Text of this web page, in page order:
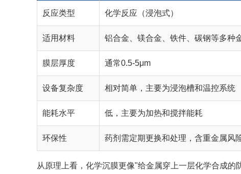
反应类型 化学反应（浸泡式）
适用材料 铝合金、镁合金、铁件、碳钢等多种
膜层厚度 通常0.5-5μm
设备复杂度 相对简单，主要为浸泡槽和温控系统
能耗水平 低，主要为加热和搅拌能耗
环保性 药剂需定期更换和处理，含重金属风
从原理上看，化学沉膜更像"给金属穿上一层化学合成